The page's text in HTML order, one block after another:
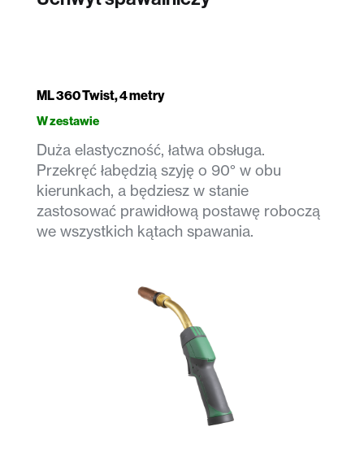
ML 360 Twist, 4 metry
W zestawie
Duża elastyczność, łatwa obsługa.
Przekręć łabędzią szyję o 90° w obu
kierunkach, a będziesz w stanie
zastosować prawidłową postawę roboczą
we wszystkich kątach spawania.